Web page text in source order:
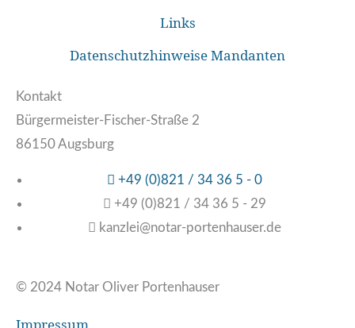
Links
Datenschutzhinweise Mandanten
Kontakt
Bürgermeister-Fischer-Straße 2
86150 Augsburg
+49 (0)821 / 34 36 5 - 0
+49 (0)821 / 34 36 5 - 29
kanzlei@notar-portenhauser.de
© 2024 Notar Oliver Portenhauser
Impressum